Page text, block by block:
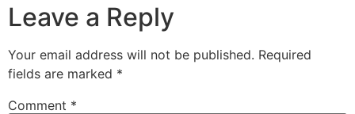
Leave a Reply
Your email address will not be published. Required
fields are marked *
Comment *